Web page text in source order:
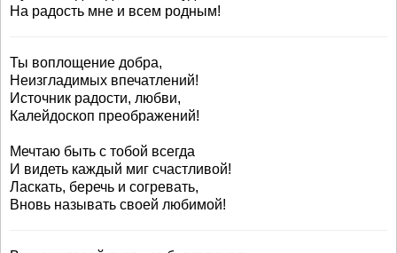
На радость мне и всем родным!
Ты воплощение добра,
Неизгладимых впечатлений!
Источник радости, любви,
Калейдоскоп преображений!
Мечтаю быть с тобой всегда
И видеть каждый миг счастливой!
Ласкать, беречь и согревать,
Вновь называть своей любимой!